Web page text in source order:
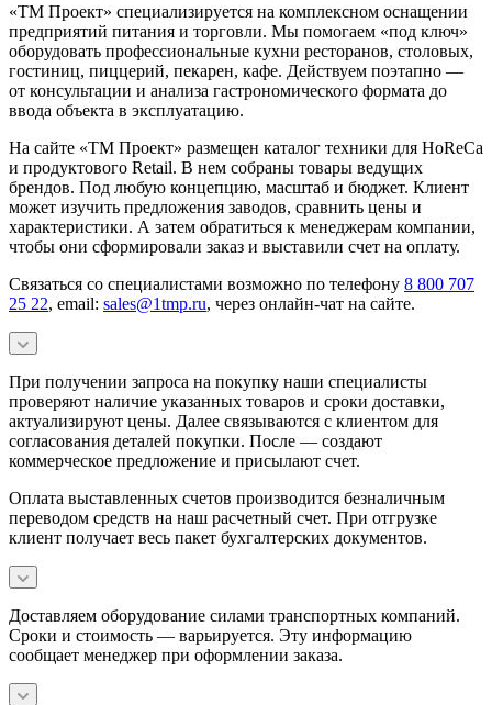
«ТМ Проект» специализируется на комплексном оснащении
предприятий питания и торговли. Мы помогаем «под ключ»
оборудовать профессиональные кухни ресторанов, столовых,
гостиниц, пиццерий, пекарен, кафе. Действуем поэтапно —
от консультации и анализа гастрономического формата до
ввода объекта в эксплуатацию.
На сайте «ТМ Проект» размещен каталог техники для HoReCa
и продуктового Retail. В нем собраны товары ведущих
брендов. Под любую концепцию, масштаб и бюджет. Клиент
может изучить предложения заводов, сравнить цены и
характеристики. А затем обратиться к менеджерам компании,
чтобы они сформировали заказ и выставили счет на оплату.
Связаться со специалистами возможно по телефону 8 800 707
25 22, email: sales@1tmp.ru, через онлайн-чат на сайте.
При получении запроса на покупку наши специалисты
проверяют наличие указанных товаров и сроки доставки,
актуализируют цены. Далее связываются с клиентом для
согласования деталей покупки. После — создают
коммерческое предложение и присылают счет.
Оплата выставленных счетов производится безналичным
переводом средств на наш расчетный счет. При отгрузке
клиент получает весь пакет бухгалтерских документов.
Доставляем оборудование силами транспортных компаний.
Сроки и стоимость — варьируется. Эту информацию
сообщает менеджер при оформлении заказа.